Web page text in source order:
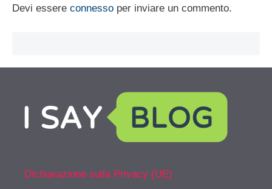
Devi essere connesso per inviare un commento.
Dichiarazione sulla Privacy (UE)